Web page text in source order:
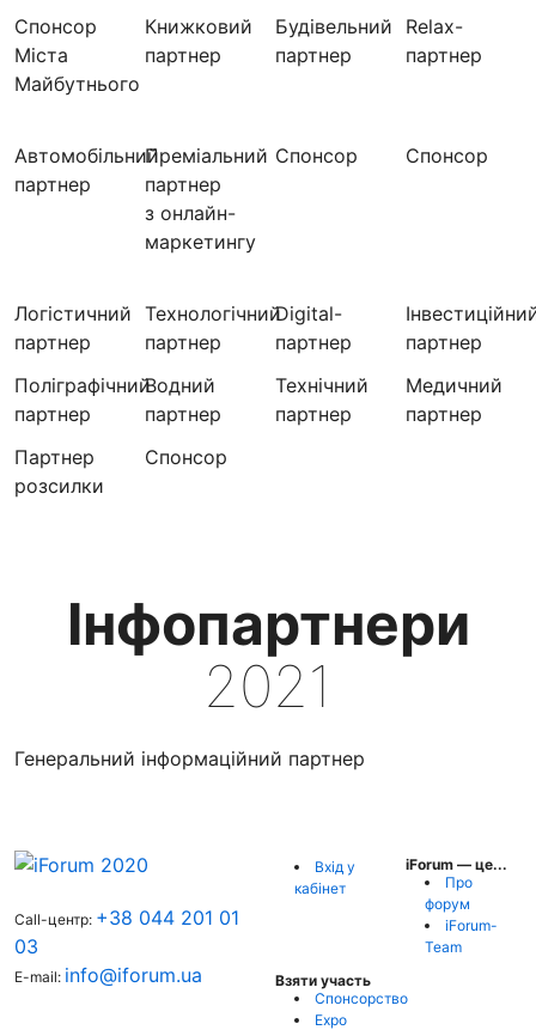
Спонсор
Міста
Майбутнього
Книжковий
партнер
Будівельний
партнер
Relax-
партнер
Автомобільний
партнер
Преміальний
партнер
з онлайн-
маркетингу
Спонсор Спонсор
Логістичний
партнер
Технологічний
партнер
Digital-
партнер
партнер
Поліграфічний
партнер
Водний
партнер
Технічний
партнер
Медичний
партнер
Партнер
розсилки
Cпонсор
Інфопартнери
2021
Генеральний інформаційний партнер
Call-центр: +38 044 201 01
03
E-mail: info@iforum.ua
Вхід у
кабінет
iForum — це...
Про
форум
iForum-
Team
Взяти участь
Спонсорство
Expo